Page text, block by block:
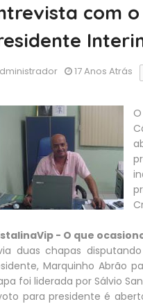
com
17 Anos Atrás
- O que
duas chapas
Marquinho Abrão
foi liderada por Sálvio
para presidente é